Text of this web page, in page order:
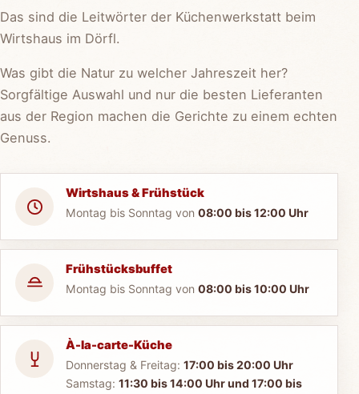
Das sind die Leitwörter der Küchenwerkstatt beim
Wirtshaus im Dörfl.
Was gibt die Natur zu welcher Jahreszeit her?
Sorgfältige Auswahl und nur die besten Lieferanten
aus der Region machen die Gerichte zu einem echten
Genuss.
Wirtshaus & Frühstück
Montag bis Sonntag von 08:00 bis 12:00 Uhr
Frühstücksbuffet
Montag bis Sonntag von 08:00 bis 10:00 Uhr
À-la-carte-Küche
Donnerstag & Freitag: 17:00 bis 20:00 Uhr
Samstag: 11:30 bis 14:00 Uhr und 17:00 bis